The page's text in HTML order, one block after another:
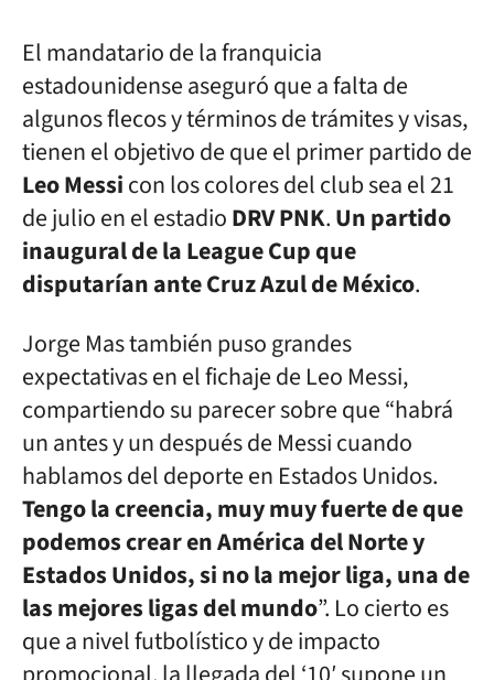
El mandatario de la franquicia
estadounidense aseguró que a falta de
algunos flecos y términos de trámites y visas,
tienen el objetivo de que el primer partido de
Leo Messicon los colores del club sea el 21
de julio en el estadioDRV PNK.Un partido
inaugural de la League Cup que
disputarían ante Cruz Azul de México.
Jorge Mas también puso grandes
expectativas en el fichaje de Leo Messi,
compartiendo su parecer sobre que “habrá
un antes y un después de Messi cuando
hablamos del deporte en Estados Unidos.
Tengo la creencia, muy muy fuerte de que
podemos crear en América del Norte y
Estados Unidos, si no la mejor liga, una de
las mejores ligas del mundo”. Lo cierto es
que a nivel futbolístico y de impacto